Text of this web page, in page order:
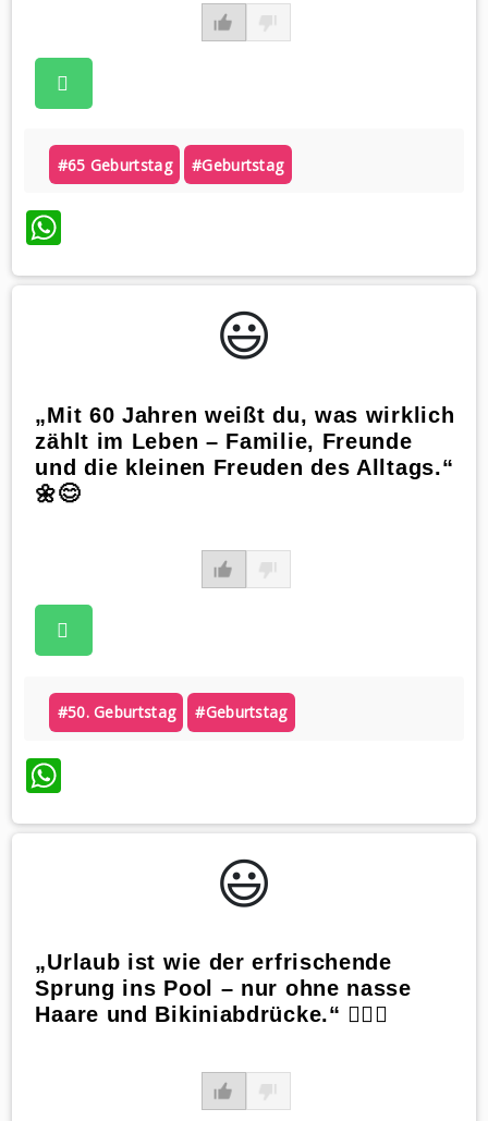
#65 Geburtstag #geburtstag
WhatsApp
😃️
„Mit 60 Jahren weißt du, was wirklich
zählt im Leben – Familie, Freunde
und die kleinen Freuden des Alltags.“
🌼😊
#50. Geburtstag #geburtstag
WhatsApp
😃️
„Urlaub ist wie der erfrischende
Sprung ins Pool – nur ohne nasse
Haare und Bikiniabdrücke.“ 🏊‍♀️💦